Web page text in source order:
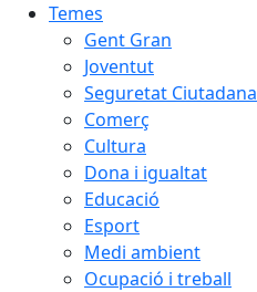
Temes
Gent Gran
Joventut
Seguretat Ciutadana
Comerç
Cultura
Dona i igualtat
Educació
Esport
Medi ambient
Ocupació i treball